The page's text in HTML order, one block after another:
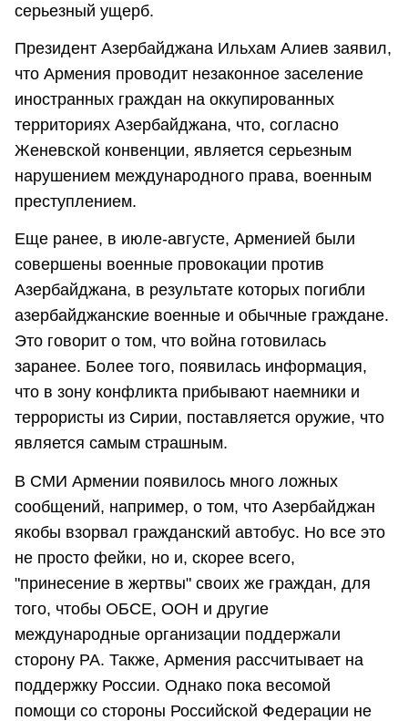
серьезный ущерб.
Президент Азербайджана Ильхам Алиев заявил,
что Армения проводит незаконное заселение
иностранных граждан на оккупированных
территориях Азербайджана, что, согласно
Женевской конвенции, является серьезным
нарушением международного права, военным
преступлением.
Еще ранее, в июле-августе, Арменией были
совершены военные провокации против
Азербайджана, в результате которых погибли
азербайджанские военные и обычные граждане.
Это говорит о том, что война готовилась
заранее. Более того, появилась информация,
что в зону конфликта прибывают наемники и
террористы из Сирии, поставляется оружие, что
является самым страшным.
В СМИ Армении появилось много ложных
сообщений, например, о том, что Азербайджан
якобы взорвал гражданский автобус. Но все это
не просто фейки, но и, скорее всего,
"принесение в жертвы" своих же граждан, для
того, чтобы ОБСЕ, ООН и другие
международные организации поддержали
сторону РА. Также, Армения рассчитывает на
поддержку России. Однако пока весомой
помощи со стороны Российской Федерации не